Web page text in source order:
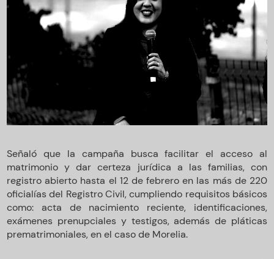
Señaló que la campaña busca facilitar el acceso al
matrimonio y dar certeza jurídica a las familias, con
registro abierto hasta el 12 de febrero en las más de 220
oficialías del Registro Civil, cumpliendo requisitos básicos
como: acta de nacimiento reciente, identificaciones,
exámenes prenupciales y testigos, además de pláticas
prematrimoniales, en el caso de Morelia.